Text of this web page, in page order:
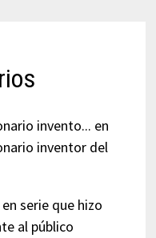
invento... en
inventor del
serie que hizo
al público